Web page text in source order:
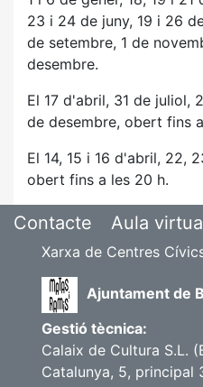
23 i 24 de juny, 19 i 26
de setembre, 1 de
desembre.
El 17 d'abril, 31 de juliol,
de desembre, obert fins
El 14, 15 i 16 d'abril, 22,
obert fins a les 20 h.
Contacte Aula
Xarxa de Centres
Ajuntament de
Gestió tècnica:
Calaix de Cultura S.L.
Catalunya, 5, principal